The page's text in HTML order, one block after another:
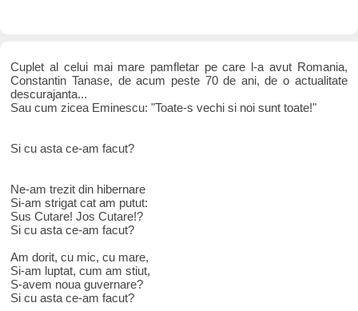
Cuplet al celui mai mare pamfletar pe care l-a avut Romania,
Constantin Tanase, de acum peste 70 de ani, de o actualitate
descurajanta...
Sau cum zicea Eminescu: "Toate-s vechi si noi sunt toate!"
Si cu asta ce-am facut?
Ne-am trezit din hibernare
Si-am strigat cat am putut:
Sus Cutare! Jos Cutare!?
Si cu asta ce-am facut?
Am dorit, cu mic, cu mare,
Si-am luptat, cum am stiut,
S-avem noua guvernare?
Si cu asta ce-am facut?